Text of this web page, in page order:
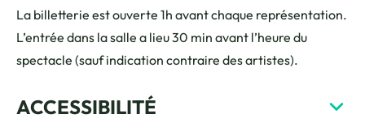
La billetterie est ouverte 1h avant chaque représentation.
L’entrée dans la salle a lieu 30 min avant l’heure du
spectacle (sauf indication contraire des artistes).
ACCESSIBILITÉ